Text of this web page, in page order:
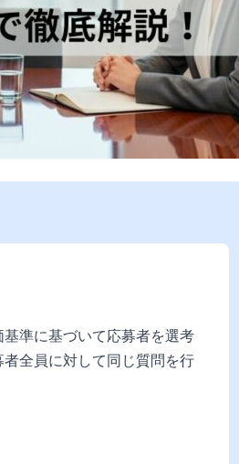
準に基づいて応募者を選考
全員に対して同じ質問を行